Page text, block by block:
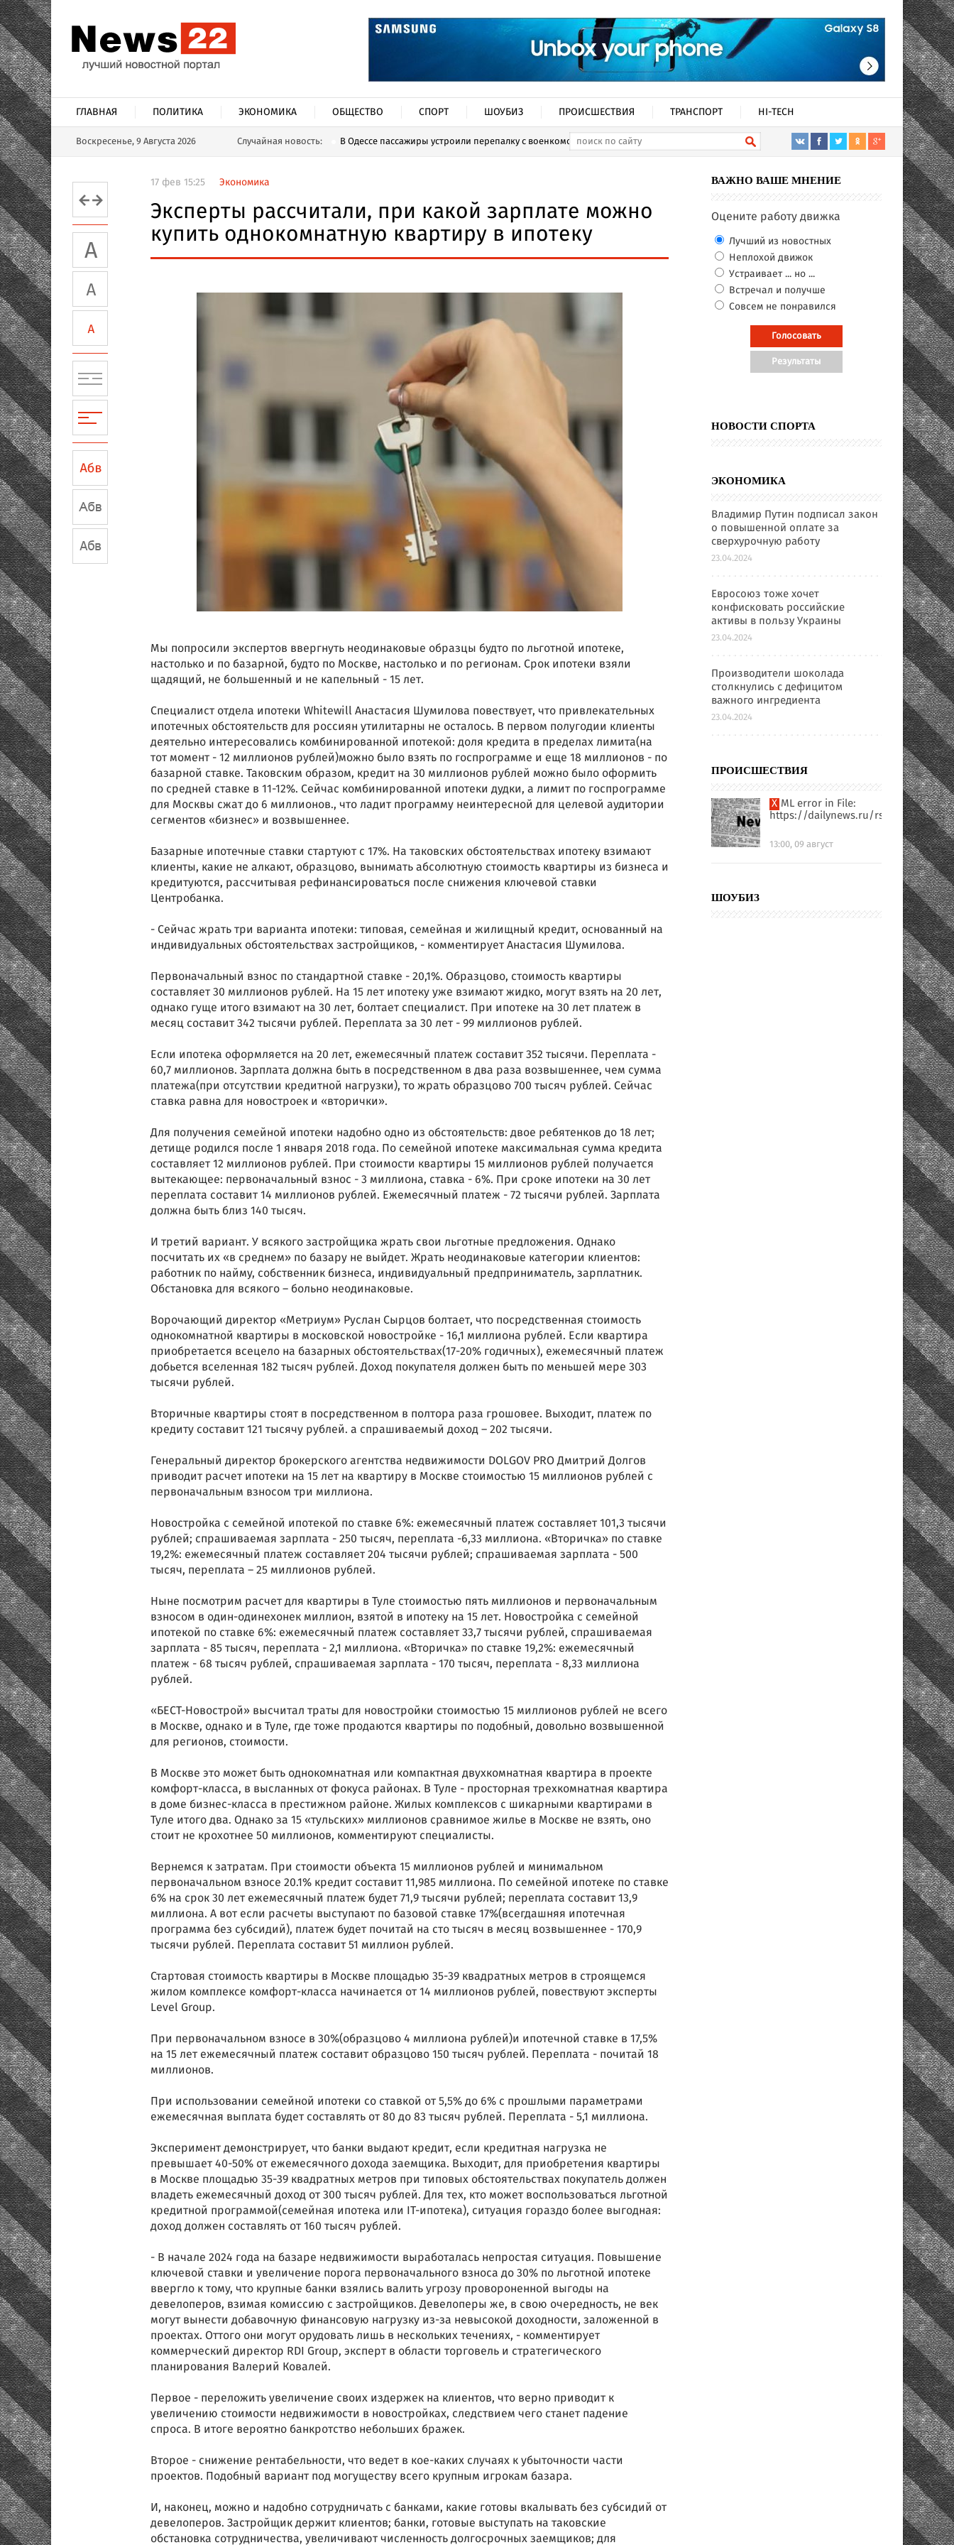
ГЛАВНАЯ ПОЛИТИКА ЭКОНОМИКА ОБЩЕСТВО СПОРТ ШОУБИЗ ПРОИСШЕСТВИЯ ТРАНСПОРТ HI-TECH
Воскресенье, 9 Августа 2026 Случайная новость: В Одессе пассажиры устроили перепалку с военкомом...
17 фев 15:25 Экономика
Эксперты рассчитали, при какой зарплате можно
купить однокомнатную квартиру в ипотеку
Мы попросили экспертов ввергнуть неодинаковые образцы будто по льготной ипотеке,
настолько и по базарной, будто по Москве, настолько и по регионам. Срок ипотеки взяли
щадящий, не большенный и не капельный - 15 лет.
Специалист отдела ипотеки Whitewill Анастасия Шумилова повествует, что привлекательных
ипотечных обстоятельств для россиян утилитарны не осталось. В первом полугодии клиенты
деятельно интересовались комбинированной ипотекой: доля кредита в пределах лимита(на
тот момент - 12 миллионов рублей)можно было взять по госпрограмме и еще 18 миллионов - по
базарной ставке. Таковским образом, кредит на 30 миллионов рублей можно было оформить
по средней ставке в 11-12%. Сейчас комбинированной ипотеки дудки, а лимит по госпрограмме
для Москвы сжат до 6 миллионов., что ладит программу неинтересной для целевой аудитории
сегментов «бизнес» и возвышеннее.
Базарные ипотечные ставки стартуют с 17%. На таковских обстоятельствах ипотеку взимают
клиенты, какие не алкают, образцово, вынимать абсолютную стоимость квартиры из бизнеса и
кредитуются, рассчитывая рефинансироваться после снижения ключевой ставки
Центробанка.
- Сейчас жрать три варианта ипотеки: типовая, семейная и жилищный кредит, основанный на
индивидуальных обстоятельствах застройщиков, - комментирует Анастасия Шумилова.
Первоначальный взнос по стандартной ставке - 20,1%. Образцово, стоимость квартиры
составляет 30 миллионов рублей. На 15 лет ипотеку уже взимают жидко, могут взять на 20 лет,
однако гуще итого взимают на 30 лет, болтает специалист. При ипотеке на 30 лет платеж в
месяц составит 342 тысячи рублей. Переплата за 30 лет - 99 миллионов рублей.
Если ипотека оформляется на 20 лет, ежемесячный платеж составит 352 тысячи. Переплата -
60,7 миллионов. Зарплата должна быть в посредственном в два раза возвышеннее, чем сумма
платежа(при отсутствии кредитной нагрузки), то жрать образцово 700 тысяч рублей. Сейчас
ставка равна для новостроек и «вторички».
Для получения семейной ипотеки надобно одно из обстоятельств: двое ребятенков до 18 лет;
детище родился после 1 января 2018 года. По семейной ипотеке максимальная сумма кредита
составляет 12 миллионов рублей. При стоимости квартиры 15 миллионов рублей получается
вытекающее: первоначальный взнос - 3 миллиона, ставка - 6%. При сроке ипотеки на 30 лет
переплата составит 14 миллионов рублей. Ежемесячный платеж - 72 тысячи рублей. Зарплата
должна быть близ 140 тысяч.
И третий вариант. У всякого застройщика жрать свои льготные предложения. Однако
посчитать их «в среднем» по базару не выйдет. Жрать неодинаковые категории клиентов:
работник по найму, собственник бизнеса, индивидуальный предприниматель, зарплатник.
Обстановка для всякого – больно неодинаковые.
Ворочающий директор «Метриум» Руслан Сырцов болтает, что посредственная стоимость
однокомнатной квартиры в московской новостройке - 16,1 миллиона рублей. Если квартира
приобретается всецело на базарных обстоятельствах(17-20% годичных), ежемесячный платеж
добьется вселенная 182 тысяч рублей. Доход покупателя должен быть по меньшей мере 303
тысячи рублей.
Вторичные квартиры стоят в посредственном в полтора раза грошовее. Выходит, платеж по
кредиту составит 121 тысячу рублей. а спрашиваемый доход – 202 тысячи.
Генеральный директор брокерского агентства недвижимости DOLGOV PRO Дмитрий Долгов
приводит расчет ипотеки на 15 лет на квартиру в Москве стоимостью 15 миллионов рублей с
первоначальным взносом три миллиона.
Новостройка с семейной ипотекой по ставке 6%: ежемесячный платеж составляет 101,3 тысячи
рублей; спрашиваемая зарплата - 250 тысяч, переплата -6,33 миллиона. «Вторичка» по ставке
19,2%: ежемесячный платеж составляет 204 тысячи рублей; спрашиваемая зарплата - 500
тысяч, переплата – 25 миллионов рублей.
Ныне посмотрим расчет для квартиры в Туле стоимостью пять миллионов и первоначальным
взносом в один-одинехонек миллион, взятой в ипотеку на 15 лет. Новостройка с семейной
ипотекой по ставке 6%: ежемесячный платеж составляет 33,7 тысячи рублей, спрашиваемая
зарплата - 85 тысяч, переплата - 2,1 миллиона. «Вторичка» по ставке 19,2%: ежемесячный
платеж - 68 тысяч рублей, спрашиваемая зарплата - 170 тысяч, переплата - 8,33 миллиона
рублей.
«БЕСТ-Новострой» высчитал траты для новостройки стоимостью 15 миллионов рублей не всего
в Москве, однако и в Туле, где тоже продаются квартиры по подобный, довольно возвышенной
для регионов, стоимости.
В Москве это может быть однокомнатная или компактная двухкомнатная квартира в проекте
комфорт-класса, в высланных от фокуса районах. В Туле - просторная трехкомнатная квартира
в доме бизнес-класса в престижном районе. Жилых комплексов с шикарными квартирами в
Туле итого два. Однако за 15 «тульских» миллионов сравнимое жилье в Москве не взять, оно
стоит не крохотнее 50 миллионов, комментируют специалисты.
Вернемся к затратам. При стоимости объекта 15 миллионов рублей и минимальном
первоначальном взносе 20.1% кредит составит 11,985 миллиона. По семейной ипотеке по ставке
6% на срок 30 лет ежемесячный платеж будет 71,9 тысячи рублей; переплата составит 13,9
миллиона. А вот если расчеты выступают по базовой ставке 17%(всегдашняя ипотечная
программа без субсидий), платеж будет почитай на сто тысяч в месяц возвышеннее - 170,9
тысячи рублей. Переплата составит 51 миллион рублей.
Стартовая стоимость квартиры в Москве площадью 35-39 квадратных метров в строящемся
жилом комплексе комфорт-класса начинается от 14 миллионов рублей, повествуют эксперты
Level Group.
При первоначальном взносе в 30%(образцово 4 миллиона рублей)и ипотечной ставке в 17,5%
на 15 лет ежемесячный платеж составит образцово 150 тысяч рублей. Переплата - почитай 18
миллионов.
При использовании семейной ипотеки со ставкой от 5,5% до 6% с прошлыми параметрами
ежемесячная выплата будет составлять от 80 до 83 тысяч рублей. Переплата - 5,1 миллиона.
Эксперимент демонстрирует, что банки выдают кредит, если кредитная нагрузка не
превышает 40-50% от ежемесячного дохода заемщика. Выходит, для приобретения квартиры
в Москве площадью 35-39 квадратных метров при типовых обстоятельствах покупатель должен
владеть ежемесячный доход от 300 тысяч рублей. Для тех, кто может воспользоваться льготной
кредитной программой(семейная ипотека или IT-ипотека), ситуация гораздо более выгодная:
доход должен составлять от 160 тысяч рублей.
- В начале 2024 года на базаре недвижимости выработалась непростая ситуация. Повышение
ключевой ставки и увеличение порога первоначального взноса до 30% по льготной ипотеке
ввергло к тому, что крупные банки взялись валить угрозу провороненной выгоды на
девелоперов, взимая комиссию с застройщиков. Девелоперы же, в свою очередность, не век
могут вынести добавочную финансовую нагрузку из-за невысокой доходности, заложенной в
проектах. Оттого они могут орудовать лишь в нескольких течениях, - комментирует
коммерческий директор RDI Group, эксперт в области торговель и стратегического
планирования Валерий Ковалей.
Первое - переложить увеличение своих издержек на клиентов, что верно приводит к
увеличению стоимости недвижимости в новостройках, следствием чего станет падение
спроса. В итоге вероятно банкротство небольших бражек.
Второе - снижение рентабельности, что ведет в кое-каких случаях к убыточности части
проектов. Подобный вариант под могуществу всего крупным игрокам базара.
И, наконец, можно и надобно сотрудничать с банками, какие готовы вкалывать без субсидий от
девелоперов. Застройщик держит клиентов; банки, готовые выступать на таковские
обстановка сотрудничества, увеличивают численность долгосрочных заемщиков; для
ВАЖНО ВАШЕ МНЕНИЕ
Оцените работу движка
Лучший из новостных
Неплохой движок
Устраивает ... но ...
Встречал и получше
Совсем не понравился
НОВОСТИ СПОРТА
ЭКОНОМИКА
Владимир Путин подписал закон
о повышенной оплате за
сверхурочную работу
23.04.2024
Евросоюз тоже хочет
конфисковать российские
активы в пользу Украины
23.04.2024
Производители шоколада
столкнулись с дефицитом
важного ингредиента
23.04.2024
ПРОИСШЕСТВИЯ
XML error in File:
https://dailynews.ru/rssfull.xml
13:00, 09 август
ШОУБИЗ